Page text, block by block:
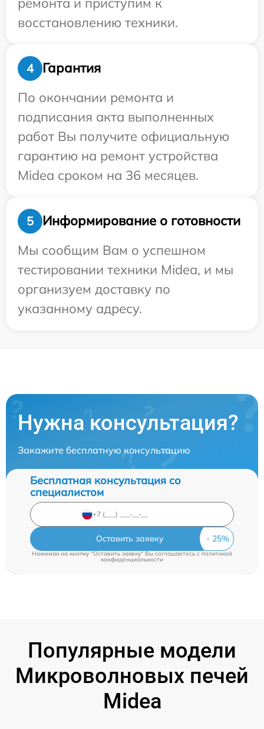
восстановлению техники.
4
Гарантия
По окончании ремонта и
подписания акта выполненных
работ Вы получите официальную
гарантию на ремонт устройства
Midea сроком на 36 месяцев.
5
Информирование о готовности
Мы сообщим Вам о успешном
тестировании техники Midea, и мы
организуем доставку по
указанному адресу.
Нужна консультация?
Закажите бесплатную консультацию
Бесплатная консультация со
специалистом
Оставить заявку
Нажимая на кнопку "Оставить заявку" Вы соглашаетесь cполитикой
конфиденциальности
Популярные модели
Микроволновых печей
Midea